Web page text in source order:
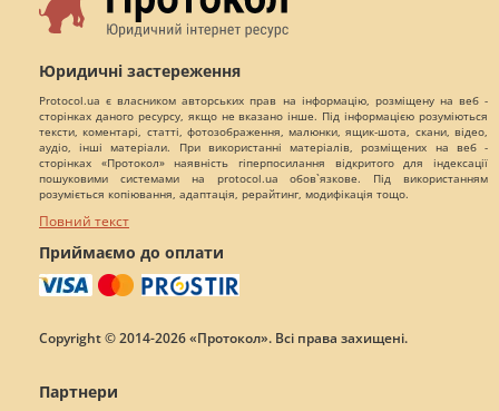
Юридичні застереження
Protocol.ua є власником авторських прав на інформацію, розміщену на веб -
сторінках даного ресурсу, якщо не вказано інше. Під інформацією розуміються
тексти, коментарі, статті, фотозображення, малюнки, ящик-шота, скани, відео,
аудіо, інші матеріали. При використанні матеріалів, розміщених на веб -
сторінках «Протокол» наявність гіперпосилання відкритого для індексації
пошуковими системами на protocol.ua обов`язкове. Під використанням
розуміється копіювання, адаптація, рерайтинг, модифікація тощо.
Повний текст
Приймаємо до оплати
Copyright © 2014-2026 «Протокол». Всі права захищені.
Партнери